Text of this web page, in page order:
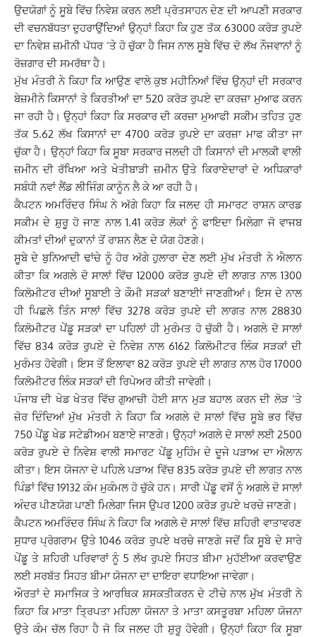
ਉਦਯੋਗਾਂ ਨੂੰ ਸੂਬੇ ਵਿੱਚ ਨਿਵੇਸ਼ ਕਰਨ ਲਈ ਪ੍ਰੋਤਸਾਹਨ ਦੇਣ ਦੀ ਆਪਣੀ ਸਰਕਾਰ
ਦੀ ਵਚਨਬੱਧਤਾ ਦੁਹਰਾਉਂਦਿਆਂ ਉਨ੍ਹਾਂ ਕਿਹਾ ਕਿ ਹੁਣ ਤੱਕ 63000 ਕਰੋੜ ਰੁਪਏ
ਦਾ ਨਿਵੇਸ਼ ਜ਼ਮੀਨੀ ਪੱਧਰ ‘ਤੇ ਹੋ ਚੁੱਕਾ ਹੈ ਜਿਸ ਨਾਲ ਸੂਬੇ ਵਿੱਚ ਦੋ ਲੱਖ ਨੌਜਵਾਨਾਂ ਨੂੰ
ਰੋਜ਼ਗਾਰ ਦੀ ਸਮਰੱਥਾ ਹੈ।
ਮੁੱਖ ਮੰਤਰੀ ਨੇ ਕਿਹਾ ਕਿ ਆਉਣ ਵਾਲੇ ਕੁਝ ਮਹੀਨਿਆਂ ਵਿੱਚ ਉਨ੍ਹਾਂ ਦੀ ਸਰਕਾਰ
ਬੇਜ਼ਮੀਨੇ ਕਿਸਾਨਾਂ ਤੇ ਕਿਰਤੀਆਂ ਦਾ 520 ਕਰੋੜ ਰੁਪਏ ਦਾ ਕਰਜ਼ਾ ਮੁਆਫ ਕਰਨ
ਜਾ ਰਹੀ ਹੈ। ਉਨ੍ਹਾਂ ਕਿਹਾ ਕਿ ਸਰਕਾਰ ਦੀ ਕਰਜ਼ਾ ਮੁਆਫੀ ਸਕੀਮ ਤਹਿਤ ਹੁਣ
ਤੱਕ 5.62 ਲੱਖ ਕਿਸਾਨਾਂ ਦਾ 4700 ਕਰੋੜ ਰੁਪਏ ਦਾ ਕਰਜ਼ਾ ਮਾਫ ਕੀਤਾ ਜਾ
ਚੁੱਕਾ ਹੈ। ਉਨ੍ਹਾਂ ਕਿਹਾ ਕਿ ਸੂਬਾ ਸਰਕਾਰ ਜਲਦੀ ਹੀ ਕਿਸਾਨਾਂ ਦੀ ਮਾਲਕੀ ਵਾਲੀ
ਜ਼ਮੀਨ ਦੀ ਰੱਖਿਆ ਅਤੇ ਖੇਤੀਬਾੜੀ ਜ਼ਮੀਨ ਉਤੇ ਕਿਰਾਏਦਾਰਾਂ ਦੇ ਅਧਿਕਾਰਾਂ
ਸਬੰਧੀ ਨਵਾਂ ਲੈਂਡ ਲੀਜਿੰਗ ਕਾਨੂੰਨ ਲੈ ਕੇ ਆ ਰਹੀ ਹੈ।
ਕੈਪਟਨ ਅਮਰਿੰਦਰ ਸਿੰਘ ਨੇ ਅੱਗੇ ਕਿਹਾ ਕਿ ਜਲਦ ਹੀ ਸਮਾਰਟ ਰਾਸ਼ਨ ਕਾਰਡ
ਸਕੀਮ ਦੇ ਸ਼ੁਰੂ ਹੋ ਜਾਣ ਨਾਲ 1.41 ਕਰੋੜ ਲੋਕਾਂ ਨੂੰ ਫਾਇਦਾ ਮਿਲੇਗਾ ਜੋ ਵਾਜਬ
ਕੀਮਤਾਂ ਦੀਆਂ ਦੁਕਾਨਾਂ ਤੋਂ ਰਾਸ਼ਨ ਲੈਣ ਦੇ ਯੋਗ ਹੋਣਗੇ।
ਸੂਬੇ ਦੇ ਬੁਨਿਆਦੀ ਢਾਂਚੇ ਨੂੰ ਹੋਰ ਅੱਗੇ ਹੁਲਾਰਾ ਦੇਣ ਲਈ ਮੁੱਖ ਮੰਤਰੀ ਨੇ ਐਲਾਨ
ਕੀਤਾ ਕਿ ਅਗਲੇ ਦੋ ਸਾਲਾਂ ਵਿੱਚ 12000 ਕਰੋੜ ਰੁਪਏ ਦੀ ਲਾਗਤ ਨਾਲ 1300
ਕਿਲੋਮੀਟਰ ਦੀਆਂ ਸੂਬਾਈ ਤੇ ਕੌਮੀ ਸੜਕਾਂ ਬਣਾਈਾਂ ਜਾਣਗੀਆਂ। ਇਸ ਦੇ ਨਾਲ
ਹੀ ਪਿਛਲੇ ਤਿੰਨ ਸਾਲਾਂ ਵਿੱਚ 3278 ਕਰੋੜ ਰੁਪਏ ਦੀ ਲਾਗਤ ਨਾਲ 28830
ਕਿਲੋਮੀਟਰ ਪੇਂਡੂ ਸੜਕਾਂ ਦਾ ਪਹਿਲਾਂ ਹੀ ਮੁਰੰਮਤ ਹੋ ਚੁੱਕੀ ਹੈ। ਅਗਲੇ ਦੋ ਸਾਲਾਂ
ਵਿੱਚ 834 ਕਰੋੜ ਰੁਪਏ ਦੇ ਨਿਵੇਸ਼ ਨਾਲ 6162 ਕਿਲੋਮੀਟਰ ਲਿੰਕ ਸੜਕਾਂ ਦੀ
ਮੁਰੰਮਤ ਹੋਵੇਗੀ। ਇਸ ਤੋਂ ਇਲਾਵਾ 82 ਕਰੋੜ ਰੁਪਏ ਦੀ ਲਾਗਤ ਨਾਲ ਹੋਰ 17000
ਕਿਲੋਮੀਟਰ ਲਿੰਕ ਸੜਕਾਂ ਦੀ ਰਿਪੇਅਰ ਕੀਤੀ ਜਾਵੇਗੀ।
ਪੰਜਾਬ ਦੀ ਖੇਡ ਖੇਤਰ ਵਿੱਚ ਗੁਆਚੀ ਹੋਈ ਸ਼ਾਨ ਮੁੜ ਬਹਾਲ ਕਰਨ ਦੀ ਲੋੜ ‘ਤੇ
ਜ਼ੋਰ ਦਿੰਦਿਆਂ ਮੁੱਖ ਮੰਤਰੀ ਨੇ ਕਿਹਾ ਕਿ ਅਗਲੇ ਦੋ ਸਾਲਾਂ ਵਿੱਚ ਸੂਬੇ ਭਰ ਵਿੱਚ
750 ਪੇਂਡੂ ਖੇਡ ਸਟੇਡੀਅਮ ਬਣਾਏ ਜਾਣਗੇ। ਉਨ੍ਹਾਂ ਅਗਲੇ ਦੋ ਸਾਲਾਂ ਲਈ 2500
ਕਰੋੜ ਰੁਪਏ ਦੇ ਨਿਵੇਸ਼ ਵਾਲੀ ਸਮਾਰਟ ਪੇਂਡੂ ਮੁਹਿੰਮ ਦੇ ਦੂਜੇ ਪੜਾਅ ਦਾ ਐਲਾਨ
ਕੀਤਾ। ਇਸ ਯੋਜਨਾ ਦੇ ਪਹਿਲੇ ਪੜਾਅ ਵਿੱਚ 835 ਕਰੋੜ ਰੁਪਏ ਦੀ ਲਾਗਤ ਨਾਲ
ਪਿੰਡਾਂ ਵਿੱਚ 19132 ਕੰਮ ਮੁਕੰਮਲ ਹੋ ਚੁੱਕੇ ਹਨ। ਸਾਰੀ ਪੇਂਡੂ ਵਸੋਂ ਨੂੰ ਅਗਲੇ ਦੋ ਸਾਲਾਂ
ਅੰਦਰ ਪੀਣਯੋਗ ਪਾਣੀ ਮਿਲੇਗਾ ਜਿਸ ਉਪਰ 1200 ਕਰੋੜ ਰੁਪਏ ਖਰਚੇ ਜਾਣਗੇ।
ਕੈਪਟਨ ਅਮਰਿੰਦਰ ਸਿੰਘ ਨੇ ਕਿਹਾ ਕਿ ਅਗਲੇ ਦੋ ਸਾਲਾਂ ਵਿੱਚ ਸ਼ਹਿਰੀ ਵਾਤਾਵਰਣ
ਸੁਧਾਰ ਪ੍ਰੋਗਰਾਮ ਉਤੇ 1046 ਕਰੋੜ ਰੁਪਏ ਖਰਚੇ ਜਾਣਗੇ ਜਦੋਂ ਕਿ ਸੂਬੇ ਦੇ ਸਾਰੇ
ਪੇਂਡੂ ਤੇ ਸ਼ਹਿਰੀ ਪਰਿਵਾਰਾਂ ਨੂੰ 5 ਲੱਖ ਰੁਪਏ ਸਿਹਤ ਬੀਮਾ ਮੁਹੱਈਆ ਕਰਵਾਉਣ
ਲਈ ਸਰਬੱਤ ਸਿਹਤ ਬੀਮਾ ਯੋਜਨਾ ਦਾ ਦਾਇਰਾ ਵਧਾਇਆ ਜਾਵੇਗਾ।
ਔਰਤਾਂ ਦੇ ਸਮਾਜਿਕ ਤੇ ਆਰਥਿਕ ਸ਼ਸਕਤੀਕਰਨ ਦੇ ਟੀਚੇ ਨਾਲ ਮੁੱਖ ਮੰਤਰੀ ਨੇ
ਕਿਹਾ ਕਿ ਮਾਤਾ ਤ੍ਰਿਪਤਾ ਮਹਿਲਾ ਯੋਜਨਾ ਤੇ ਮਾਤਾ ਕਸਤੂਰਬਾ ਮਹਿਲਾ ਯੋਜਨਾ
ਉਤੇ ਕੰਮ ਚੱਲ ਰਿਹਾ ਹੈ ਜੋ ਕਿ ਜਲਦ ਹੀ ਸ਼ੁਰੂ ਹੋਵੇਗੀ। ਉਨ੍ਹਾਂ ਕਿਹਾ ਕਿ ਸੂਬਾ